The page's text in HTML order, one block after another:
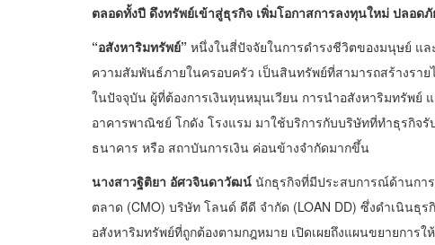
ตลอดทั้งปี ดึงทรัพย์เข้าสู่ธุรกิจ เพิ่มโอกาสการลงทุนใหม่ ปลอ
“อสังหาริมทรัพย์” หนึ่งในสี่ปัจจัยในการดำรงชีวิตของมนุษย์ แ
ความสัมพันธ์ภายในครอบครัว เป็นสินทรัพย์ที่สามารถสร้างรา
ในปัจจุบัน ผู้ที่ต้องการเงินทุนหมุนเวียน การนำอสังหาริมทรัพ
อาคารพาณิชย์ โกดัง โรงแรม มาใช้บริการกับบริษัทที่ทำธุรกิจ
ธนาคาร หรือ สถาบันการเงิน ค่อนข้างจำกัดมากขึ้น
นางสาวฐิติยา อัศวจินดาวัฒน์ นักธุรกิจที่มีประสบการณ์ด้านกา
ตลาด (CMO) บริษัท โลนด์ ดีดี จำกัด (LOAN DD) ซึ่งดำเนินธุ
อสังหาริมทรัพย์ที่ถูกต้องตามกฎหมาย เปิดเผยถึงแผนขยายการ